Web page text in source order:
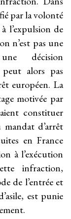
par la volonté
l’expulsion de
n’est pas une
décision
alors pas
européen. La
motivée par
constituer
mandat d’arrêt
en France
à l’exécution
infraction,
de l’entrée et
est punie